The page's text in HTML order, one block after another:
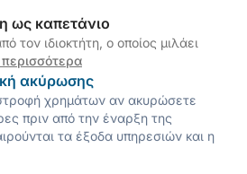
ως καπετάνιο
τον ιδιοκτήτη, ο οποίος μιλάει
ακύρωσης
χρημάτων αν ακυρώσετε
πριν από την έναρξη της
τα έξοδα υπηρεσιών και η